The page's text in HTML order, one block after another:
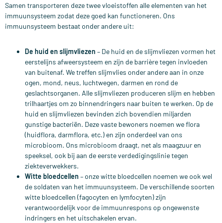
Samen transporteren deze twee vloeistoffen alle elementen van het
immuunsysteem zodat deze goed kan functioneren. Ons
immuunsysteem bestaat onder andere uit:
De huid en slijmvliezen – De huid en de slijmvliezen vormen het
eerstelijns afweersysteem en zijn de barrière tegen invloeden
van buitenaf. We treffen slijmvlies onder andere aan in onze
ogen, mond, neus, luchtwegen, darmen en rond de
geslachtsorganen. Alle slijmvliezen produceren slijm en hebben
trilhaartjes om zo binnendringers naar buiten te werken. Op de
huid en slijmvliezen bevinden zich bovendien miljarden
gunstige bacteriën. Deze vaste bewoners noemen we flora
(huidflora, darmflora, etc.) en zijn onderdeel van ons
microbioom. Ons microbioom draagt, net als maagzuur en
speeksel, ook bij aan de eerste verdedigingslinie tegen
ziekteverwekkers.
Witte bloedcellen – onze witte bloedcellen noemen we ook wel
de soldaten van het immuunsysteem. De verschillende soorten
witte bloedcellen (fagocyten en lymfocyten) zijn
verantwoordelijk voor de immuunrespons op ongewenste
indringers en het uitschakelen ervan.